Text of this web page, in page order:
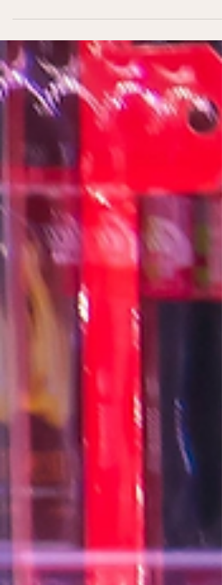
sans régime ni frustration. Introduction Vous en avez
assez des régimes qui ne tiennent pas ? Vous voulez
maigrir vite naturellement , sans frustration, sans effet
yoyo et surtout sans mettre votre santé en danger ?
Bonne nouvelle : il existe des méthodes efficaces pour
maigrir vite naturellement, loin des régimes
Dans cet article, nous vous dévoilons 5 méthodes